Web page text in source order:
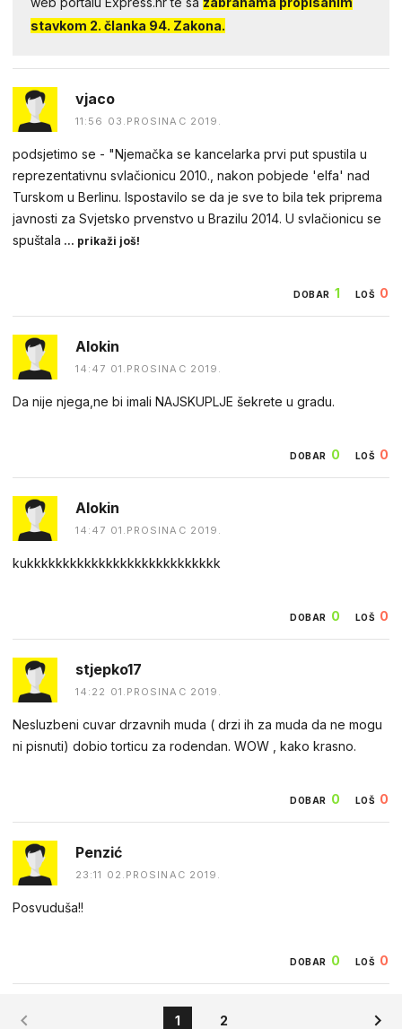
stavkom 2. članka 94. Zakona.
vjaco
11:56 03.PROSINAC 2019.
podsjetimo se - "Njemačka se kancelarka prvi put spustila u
reprezentativnu svlačionicu 2010., nakon pobjede 'elfa' nad
Turskom u Berlinu. Ispostavilo se da je sve to bila tek priprema
javnosti za Svjetsko prvenstvo u Brazilu 2014. U svlačionicu se
spuštala ... prikaži još!
DOBAR 1 LOŠ 0
Alokin
14:47 01.PROSINAC 2019.
Da nije njega,ne bi imali NAJSKUPLJE šekrete u gradu.
DOBAR 0 LOŠ 0
Alokin
14:47 01.PROSINAC 2019.
kukkkkkkkkkkkkkkkkkkkkkkkkkkk
DOBAR 0 LOŠ 0
stjepko17
14:22 01.PROSINAC 2019.
Nesluzbeni cuvar drzavnih muda ( drzi ih za muda da ne mogu
ni pisnuti) dobio torticu za rodendan. WOW , kako krasno.
DOBAR 0 LOŠ 0
Penzić
23:11 02.PROSINAC 2019.
Posvuduša!!
DOBAR 0 LOŠ 0
1 2